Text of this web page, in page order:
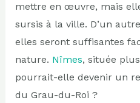
mettre en œuvre, mais
sursis à la ville. D’un
elles seront suffisantes
nature. Nîmes, située
pourrait-elle devenir un
du Grau-du-Roi ?